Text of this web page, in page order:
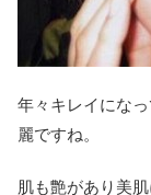
年々キレイにな
麗ですね。
肌も艶があり美肌